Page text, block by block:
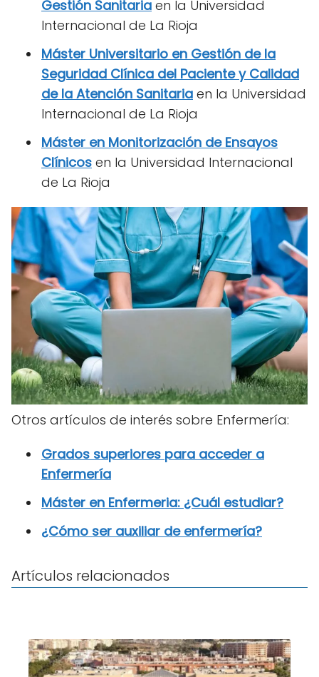
Gestión Sanitaria en la Universidad
Internacional de La Rioja
Máster Universitario en Gestión de la
Seguridad Clínica del Paciente y Calidad
de la Atención Sanitaria en la Universidad
Internacional de La Rioja
Máster en Monitorización de Ensayos
Clínicos en la Universidad Internacional
de La Rioja
Otros artículos de interés sobre Enfermería:
Grados superiores para acceder a
Enfermería
Máster en Enfermeria: ¿Cuál estudiar?
¿Cómo ser auxiliar de enfermería?
Artículos relacionados